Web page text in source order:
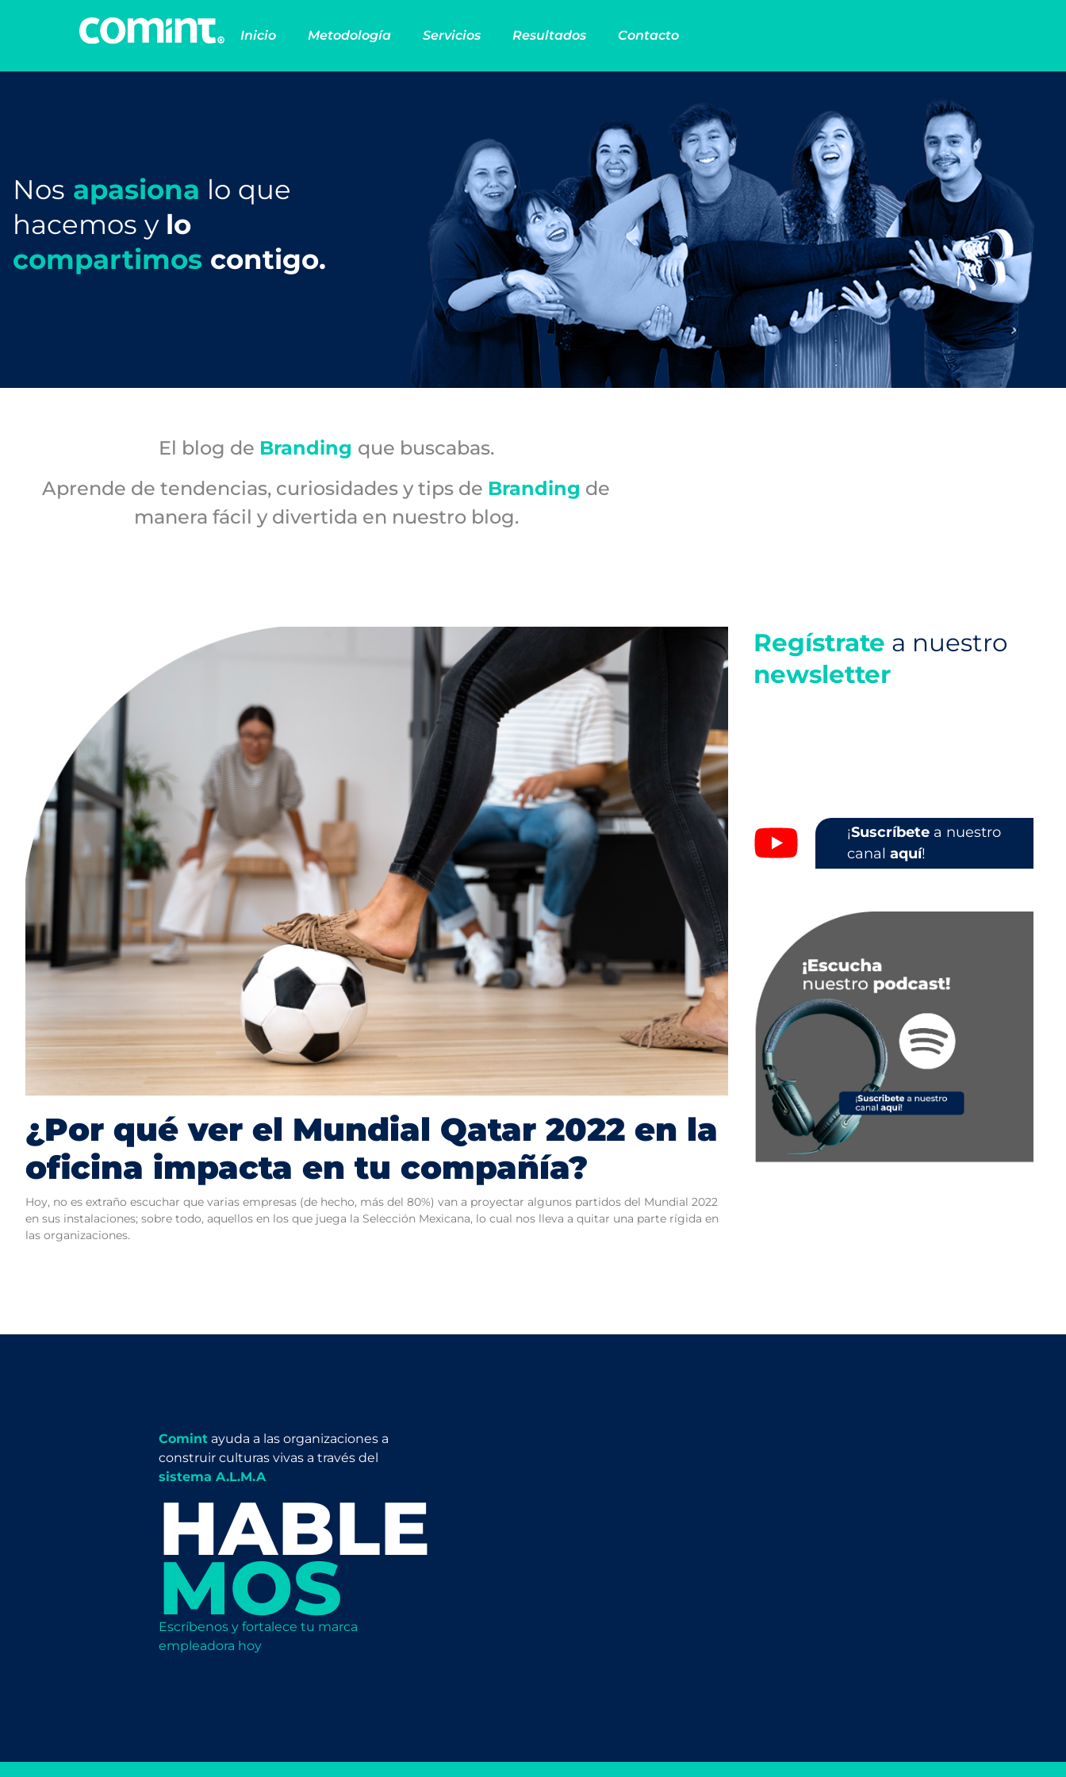
Inicio Metodología Servicios Resultados Contacto
Nos apasiona lo que
hacemos y lo
compartimos contigo.
El blog de Branding que buscabas.
Aprende de tendencias, curiosidades y tips de Branding de
manera fácil y divertida en nuestro blog.
¿Por qué ver el Mundial Qatar 2022 en la
oficina impacta en tu compañía?
Hoy, no es extraño escuchar que varias empresas (de hecho, más del 80%) van a proyectar algunos partidos del Mundial 2022
en sus instalaciones; sobre todo, aquellos en los que juega la Selección Mexicana, lo cual nos lleva a quitar una parte rígida en
las organizaciones.
Regístrate a nuestro
newsletter
¡Suscríbetea nuestro
canal aquí!
Comint ayuda a las organizaciones a
construir culturas vivas a través del
sistema A.L.M.A
HABLE
MOS
Escríbenos y fortalece tu marca
empleadora hoy